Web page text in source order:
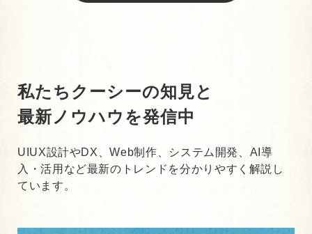
私たちクーシーの知見と
最新ノウハウを発信中
UIUX設計やDX、Web制作、システム開発、AI導
入・活用など最新のトレンドを分かりやすく解説し
ています。